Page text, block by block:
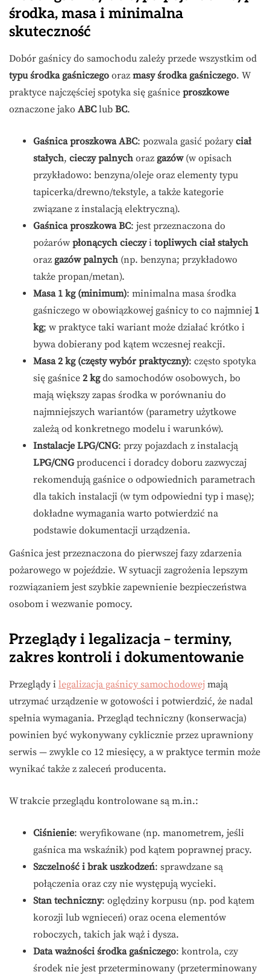
środka, masa i minimalna
skuteczność
Dobór gaśnicy do samochodu zależy przede wszystkim od
typu środka gaśniczego oraz masy środka gaśniczego. W
praktyce najczęściej spotyka się gaśnice proszkowe
oznaczone jako ABC lub BC.
Gaśnica proszkowa ABC: pozwala gasić pożary ciał
stałych, cieczy palnych oraz gazów(w opisach
przykładowo: benzyna/oleje oraz elementy typu
tapicerka/drewno/tekstyle, a także kategorie
związane z instalacją elektryczną).
Gaśnica proszkowa BC: jest przeznaczona do
pożarów płonących cieczyi topliwych ciał stałych
oraz gazów palnych (np. benzyna; przykładowo
także propan/metan).
Masa 1 kg (minimum): minimalna masa środka
gaśniczego w obowiązkowej gaśnicy to co najmniej 1
kg; w praktyce taki wariant może działać krótko i
bywa dobierany pod kątem wczesnej reakcji.
Masa 2 kg (częsty wybór praktyczny): często spotyka
się gaśnice 2 kgdo samochodów osobowych, bo
mają większy zapas środka w porównaniu do
najmniejszych wariantów (parametry użytkowe
zależą od konkretnego modelu i warunków).
Instalacje LPG/CNG: przy pojazdach z instalacją
LPG/CNGproducenci i doradcy doboru zazwyczaj
rekomendują gaśnice o odpowiednich parametrach
dla takich instalacji (w tym odpowiedni typ i masę);
dokładne wymagania warto potwierdzić na
podstawie dokumentacji urządzenia.
Gaśnica jest przeznaczona do pierwszej fazy zdarzenia
pożarowego w pojeździe. W sytuacji zagrożenia lepszym
rozwiązaniem jest szybkie zapewnienie bezpieczeństwa
osobom i wezwanie pomocy.
Przeglądy i legalizacja – terminy,
zakres kontroli i dokumentowanie
Przeglądy i legalizacja gaśnicy samochodowej mają
utrzymać urządzenie w gotowości i potwierdzić, że nadal
spełnia wymagania. Przegląd techniczny (konserwacja)
powinien być wykonywany cyklicznie przez uprawniony
serwis — zwykle co 12 miesięcy, a w praktyce termin może
wynikać także z zaleceń producenta.
W trakcie przeglądu kontrolowane są m.in.:
Ciśnienie: weryfikowane (np. manometrem, jeśli
gaśnica ma wskaźnik) pod kątem poprawnej pracy.
Szczelność i brak uszkodzeń: sprawdzane są
połączenia oraz czy nie występują wycieki.
Stan techniczny: oględziny korpusu (np. pod kątem
korozji lub wgnieceń) oraz ocena elementów
roboczych, takich jak wąż i dysza.
Data ważności środka gaśniczego: kontrola, czy
środek nie jest przeterminowany (przeterminowany